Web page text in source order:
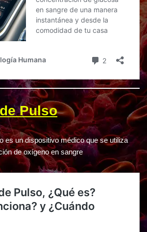
Pulso
es un dispositivo médico que se utiliza
de oxígeno en sangre